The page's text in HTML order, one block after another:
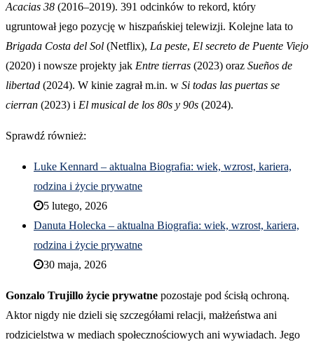
Acacias 38 (2016–2019). 391 odcinków to rekord, który
ugruntował jego pozycję w hiszpańskiej telewizji. Kolejne lata to
Brigada Costa del Sol (Netflix), La peste, El secreto de Puente Viejo
(2020) i nowsze projekty jak Entre tierras (2023) oraz Sueños de
libertad (2024). W kinie zagrał m.in. w Si todas las puertas se
cierran (2023) i El musical de los 80s y 90s (2024).
Sprawdź również:
Luke Kennard – aktualna Biografia: wiek, wzrost, kariera,
rodzina i życie prywatne
5 lutego, 2026
Danuta Holecka – aktualna Biografia: wiek, wzrost, kariera,
rodzina i życie prywatne
30 maja, 2026
Gonzalo Trujillo życie prywatne pozostaje pod ścisłą ochroną.
Aktor nigdy nie dzieli się szczegółami relacji, małżeństwa ani
rodzicielstwa w mediach społecznościowych ani wywiadach. Jego